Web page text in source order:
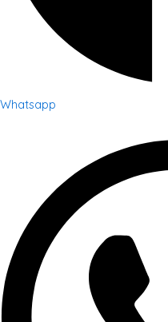
Whatsapp